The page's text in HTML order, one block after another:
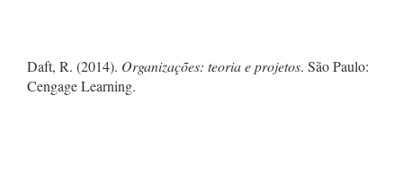
Daft, R. (2014). Organizações: teoria e projetos. São Paulo:
Cengage Learning.